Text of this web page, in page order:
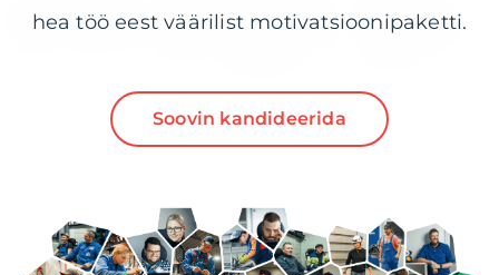
hea töö eest väärilist motivatsioonipaketti.
Soovin kandideerida